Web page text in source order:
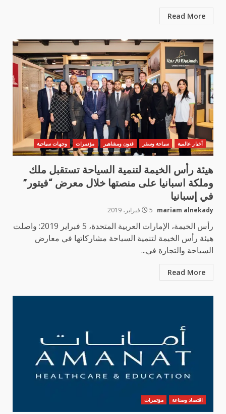
Read More
أخبار عالمية سياحة وسفر فنون ومشاهير مؤتمرات وجهات سياحية
هيئة رأس الخيمة لتنمية السياحة تستقبل ملك
وملكة اسبانيا على منصتها خلال معرض “فيتور”
في إسبانيا
mariam alnekady 5 فبراير، 2019
رأس الخيمة، الإمارات العربية المتحدة، 5 فبراير 2019: واصلت
هيئة رأس الخيمة لتنمية السياحة مشاركاتها في معارض
السياحة والتجارة في...
Read More
اقتصاد وصناعة مؤتمرات